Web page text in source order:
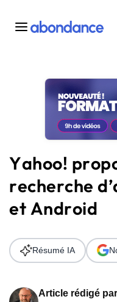
Toutes les actus
Actus SEO
Plateforme
Solutions
Ressources
Audit SEO
Yahoo!
recherche
et Android
Article rédigé par
Résumé IA